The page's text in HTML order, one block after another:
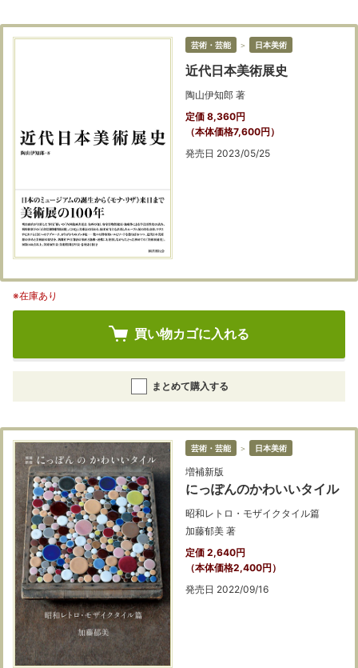
芸術・芸能 ＞ 日本美術
近代日本美術展史
陶山伊知郎 著
定価 8,360円
（本体価格7,600円）
発売日 2023/05/25
※在庫あり
買い物カゴに入れる
まとめて購入する
芸術・芸能 ＞ 日本美術
増補新版
にっぽんのかわいいタイル
昭和レトロ・モザイクタイル篇
加藤郁美 著
定価 2,640円
（本体価格2,400円）
発売日 2022/09/16